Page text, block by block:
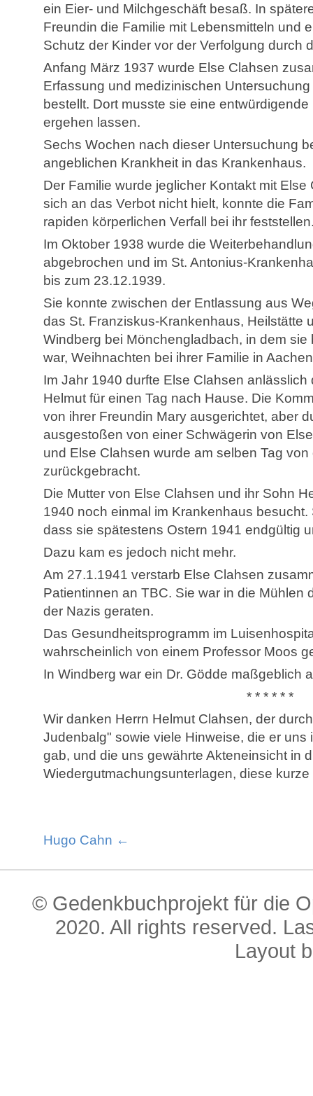
ein Eier- und Milchgeschäft besaß. In
Freundin die Familie mit Lebensmitteln und
Schutz der Kinder vor der Verfolgung durch
Anfang März 1937 wurde Else Clahsen
Erfassung und medizinischen
bestellt. Dort musste sie eine
ergehen lassen.
Sechs Wochen nach dieser Untersuchung
angeblichen Krankheit in das Krankenhaus.
Der Familie wurde jeglicher Kontakt mit
sich an das Verbot nicht hielt, konnte die
rapiden körperlichen Verfall bei ihr
Im Oktober 1938 wurde die
abgebrochen und im St. Antonius-
bis zum 23.12.1939.
Sie konnte zwischen der Entlassung aus
das St. Franziskus-Krankenhaus, Heilstätte
Windberg bei Mönchengladbach, in dem
war, Weihnachten bei ihrer Familie in
Im Jahr 1940 durfte Else Clahsen
Helmut für einen Tag nach Hause. Die
von ihrer Freundin Mary ausgerichtet, aber
ausgestoßen von einer Schwägerin von
und Else Clahsen wurde am selben Tag
zurückgebracht.
Die Mutter von Else Clahsen und ihr Sohn
1940 noch einmal im Krankenhaus
dass sie spätestens Ostern 1941 endgültig
Dazu kam es jedoch nicht mehr.
Am 27.1.1941 verstarb Else Clahsen
Patientinnen an TBC. Sie war in die Mühlen
der Nazis geraten.
Das Gesundheitsprogramm im
wahrscheinlich von einem Professor Moos
In Windberg war ein Dr. Gödde maßgeblich
* * * * * *
Wir danken Herrn Helmut Clahsen, der
Judenbalg" sowie viele Hinweise, die er
gab, und die uns gewährte Akteneinsicht in
Wiedergutmachungsunterlagen, diese
Hugo Cahn ←
© Gedenkbuchprojekt für die
2020. All rights reserved.
Layout